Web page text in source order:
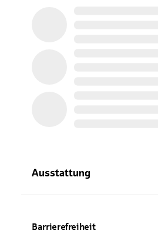
Ausstattung
Barrierefreiheit